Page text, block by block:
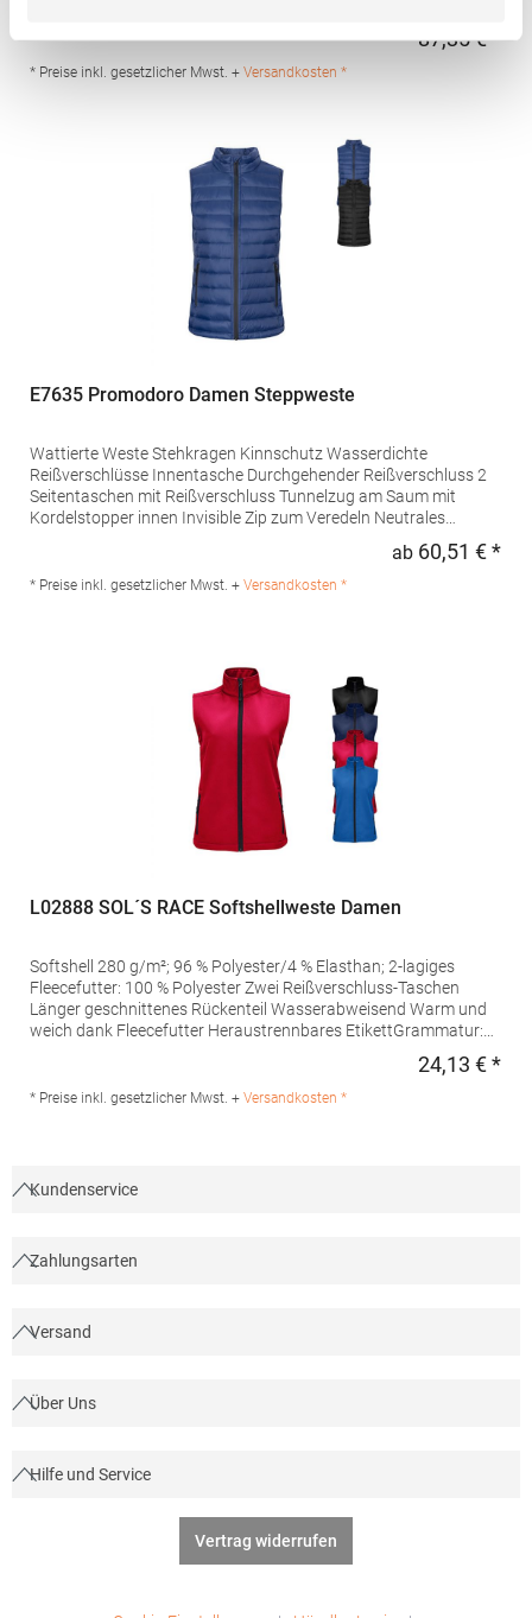
100% Polyamid; Füllung: 100% PolyesterAngaben zur
87,35 € *
* Preise inkl. gesetzlicher Mwst. + Versandkosten *
E7635 Promodoro Damen Steppweste
Wattierte Weste Stehkragen Kinnschutz Wasserdichte
Reißverschlüsse Innentasche Durchgehender Reißverschluss 2
Seitentaschen mit Reißverschluss Tunnelzug am Saum mit
Kordelstopper innen Invisible Zip zum Veredeln Neutrales
100 % PolyesterMaterialzusammensetzung: Außen+Innen: 100%
Nylon, Wattierung: 100% PolyesterAngaben zur
ab 60,51 € *
* Preise inkl. gesetzlicher Mwst. + Versandkosten *
L02888 SOL´S RACE Softshellweste Damen
Softshell 280 g/m²; 96 % Polyester/4 % Elasthan; 2-lagiges
Fleecefutter: 100 % Polyester Zwei Reißverschluss-Taschen
Länger geschnittenes Rückenteil Wasserabweisend Warm und
weich dank Fleecefutter Heraustrennbares EtikettGrammatur:
Produktsicherheit: Herst.-Nr.: 02888Hersteller: SOLO INVEST 92
24,13 € *
* Preise inkl. gesetzlicher Mwst. + Versandkosten *
Kundenservice
Zahlungsarten
Versand
Über Uns
Hilfe und Service
Vertrag widerrufen